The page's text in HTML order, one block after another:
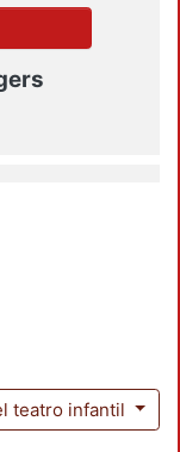
teatro infantil